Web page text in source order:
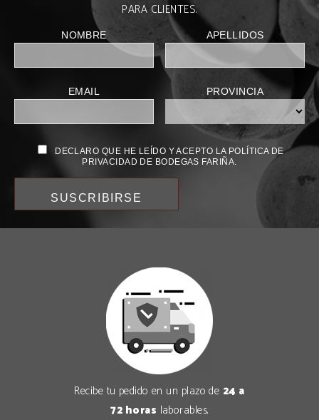
PARA CLIENTES.
NOMBRE APELLIDOS
EMAIL PROVINCIA
DECLARO QUE HE LEÍDO Y ACEPTO LA POLÍTICA DE
PRIVACIDAD DE BODEGAS FARIÑA.
Recibe tu pedido en un plazo de 24 a
72 horas laborables.